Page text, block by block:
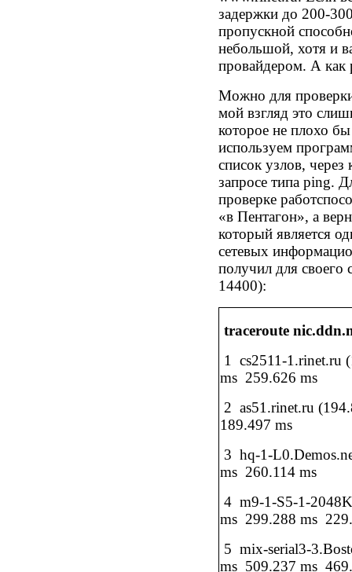
задержки до 200-
пропускной
небольшой, хотя и
провайдером. А как
Можно для
мой взгляд это
которое не плохо
используем
список узлов,
запросе типа ping.
проверке
«в Пентагон», а
который является
сетевых
получил для
14400):
traceroute
1
cs2511-1.rinet.ru
ms 259.626 ms
2 as51.rinet.ru
189.497 ms
3 hq-1-
ms 260.114 ms
4 m9-1-S5-1-
ms 299.288 ms
5 mix-serial3-
ms 509.237 ms